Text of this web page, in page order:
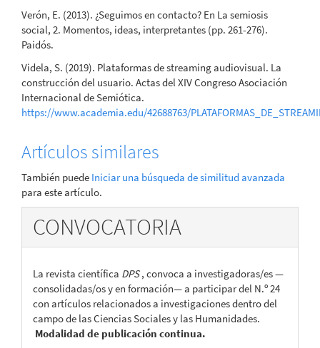
Verón, E. (2013). ¿Seguimos en contacto? En La semiosis
social, 2. Momentos, ideas, interpretantes (pp. 261-276).
Paidós.
Videla, S. (2019). Plataformas de streaming audiovisual. La
construcción del usuario. Actas del XIV Congreso Asociación
Internacional de Semiótica.
https://www.academia.edu/42688763/
Artículos similares
También puede Iniciar una búsqueda de similitud avanzada
para este artículo.
CONVOCATORIA
La revista científica DPS, convoca a investigadoras/es —
consolidadas/os y en formación— a participar del N.º 24
con artículos relacionados a investigaciones dentro del
campo de las Ciencias Sociales y las Humanidades.
Modalidad de publicación continua.